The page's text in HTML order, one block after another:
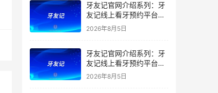
牙友记官网介绍系列：牙
友记线上看牙预约平台让
看牙不再靠运气
2026年8月5日
牙友记官网介绍系列：牙
友记线上看牙预约平台打
破口腔行业专业壁垒新手
2026年8月5日